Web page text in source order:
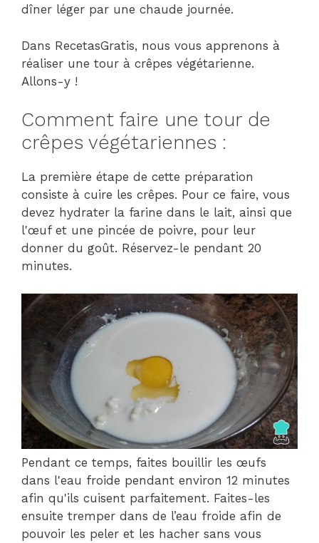
dîner léger par une chaude journée.
Dans RecetasGratis, nous vous apprenons à
réaliser une tour à crêpes végétarienne.
Allons-y !
Comment faire une tour de
crêpes végétariennes :
La première étape de cette préparation
consiste à cuire les crêpes. Pour ce faire, vous
devez hydrater la farine dans le lait, ainsi que
l'œuf et une pincée de poivre, pour leur
donner du goût. Réservez-le pendant 20
minutes.
Pendant ce temps, faites bouillir les œufs
dans l'eau froide pendant environ 12 minutes
afin qu'ils cuisent parfaitement. Faites-les
ensuite tremper dans de l’eau froide afin de
pouvoir les peler et les hacher sans vous